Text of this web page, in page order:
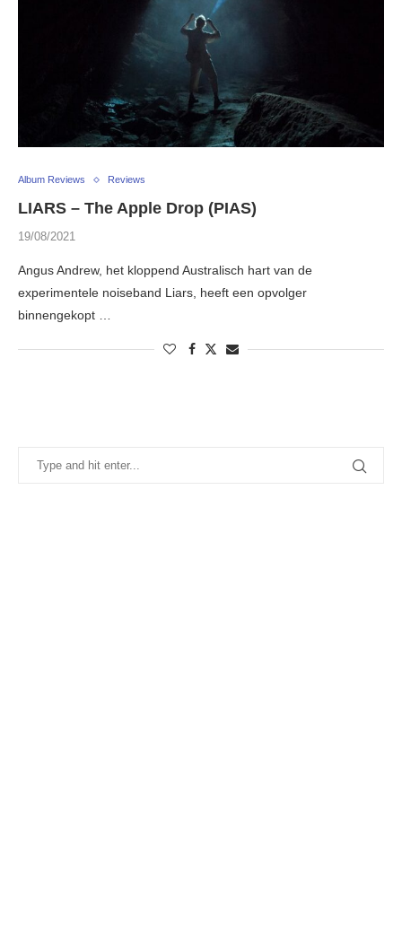
Album Reviews Reviews
LIARS – The Apple Drop (PIAS)
19/08/2021
Angus Andrew, het kloppend Australisch hart van de
experimentele noiseband Liars, heeft een opvolger
binnengekopt …